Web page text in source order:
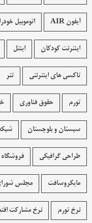
آیفون AIR اتوموبیل
اینترنت کودکان اینتل
تاکسی های اینترنتی تتر
تورم حقوق فناوری
سیستان و بلوچستان
طراحی گرافیکی
مایکروسافت مجلس
نرخ تورم نرخ مشارکت